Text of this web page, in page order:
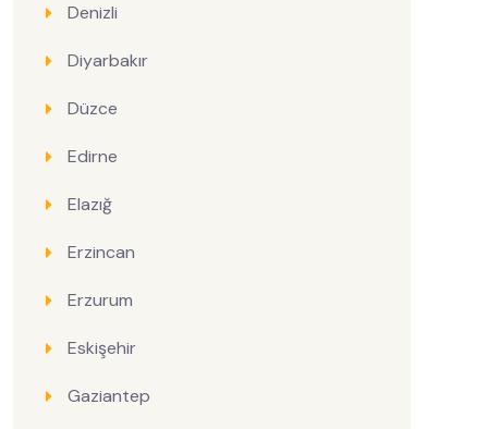
Denizli
Diyarbakır
Düzce
Edirne
Elazığ
Erzincan
Erzurum
Eskişehir
Gaziantep